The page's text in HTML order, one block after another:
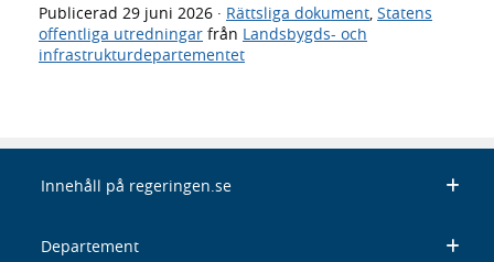
Publicerad 29 juni 2026 · Rättsliga dokument Statens
offentliga utredningar från Landsbygds- och
infrastrukturdepartementet
Innehåll på regeringen.se
Departement